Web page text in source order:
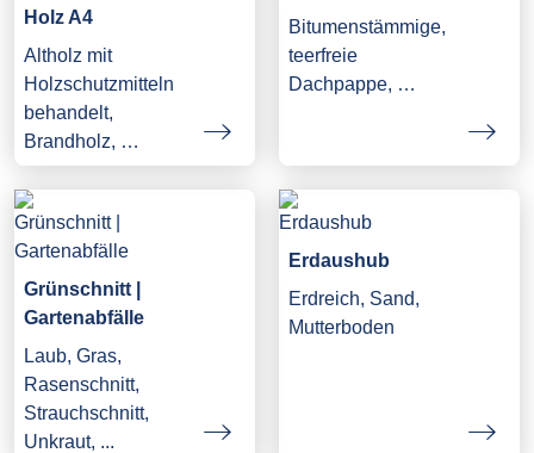
Holz A4
Altholz mit
Holzschutzmitteln
behandelt,
Brandholz, …
Bitumenstämmige,
teerfreie
Dachpappe, …
Grünschnitt |
Gartenabfälle
Laub, Gras,
Rasenschnitt,
Strauchschnitt,
Unkraut, ...
Erdaushub
Erdreich, Sand,
Mutterboden